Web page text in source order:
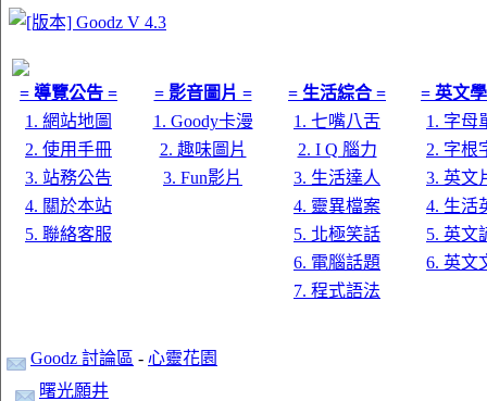
= 導覽公告 = = 影音圖片 = = 生活綜合 =
= 英文
1. 網站地圖
1. Goody卡漫 1. 七嘴八舌
1. 字母
2. 使用手冊
2. 趣味圖片 2. I Q 腦力
2. 字根
3. 站務公告
3. Fun影片 3. 生活達人
3. 英文
4. 關於本站
4. 靈異檔案
4. 生活
5. 聯絡客服
5. 北極笑話
5. 英文
6. 電腦話題
6. 英文
7. 程式語法
Goodz 討論區 - 心靈花園
曙光願井